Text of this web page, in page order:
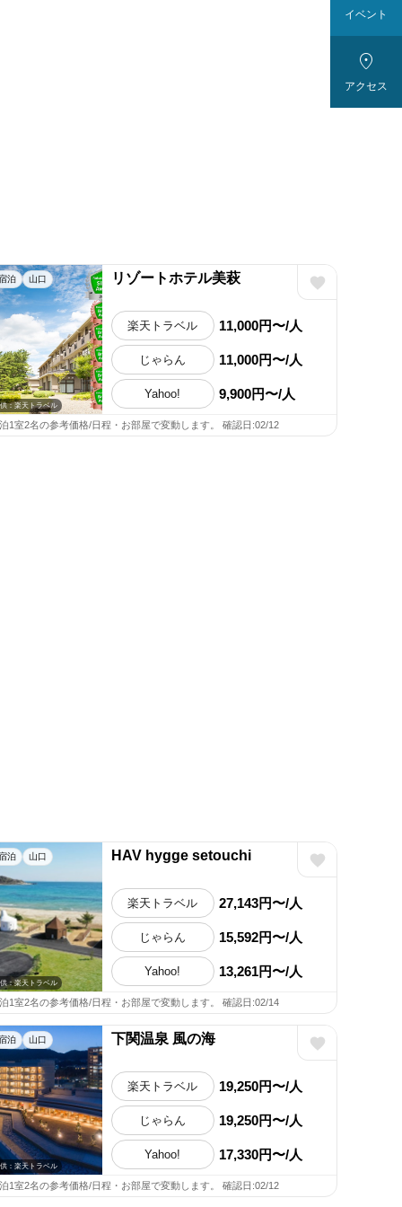
泊 山口
：楽天トラベル
リゾートホテル美萩
楽天トラベル 11,000円〜/人
じゃらん 11,000円〜/人
Yahoo! 9,900円〜/人
1室2名の参考価格/日程・お部屋で変動します。 確認日:02/12
泊 山口
：楽天トラベル
HAV hygge setouchi
楽天トラベル 27,143円〜/人
じゃらん 15,592円〜/人
Yahoo! 13,261円〜/人
1室2名の参考価格/日程・お部屋で変動します。 確認日:02/14
泊 山口
：楽天トラベル
下関温泉 風の海
楽天トラベル 19,250円〜/人
じゃらん 19,250円〜/人
Yahoo! 17,330円〜/人
1室2名の参考価格/日程・お部屋で変動します。 確認日:02/12
イベント

アクセス